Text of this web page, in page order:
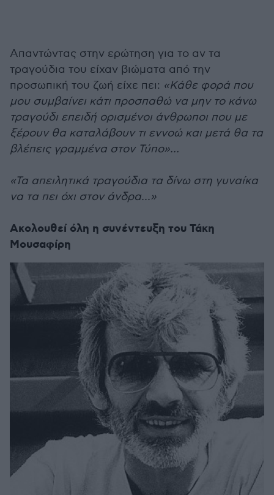
Απαντώντας στην ερώτηση για το αν τα
τραγούδια του είχαν βιώματα από την
προσωπική του ζωή είχε πει: «Κάθε φορά που
μου συμβαίνει κάτι προσπαθώ να μην το κάνω
τραγούδι επειδή ορισμένοι άνθρωποι που με
ξέρουν θα καταλάβουν τι εννοώ και μετά θα τα
βλέπεις γραμμένα στον Τύπο»…
«Τα απειλητικά τραγούδια τα δίνω στη γυναίκα
να τα πει όχι στον άνδρα...»
Ακολουθεί όλη η συνέντευξη του Τάκη
Μουσαφίρη